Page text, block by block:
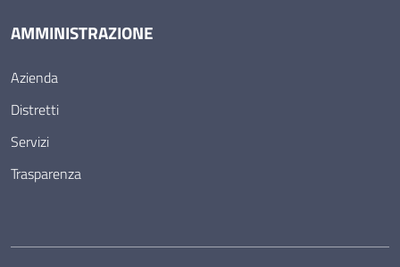
AMMINISTRAZIONE
Azienda
Distretti
Servizi
Trasparenza